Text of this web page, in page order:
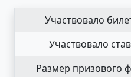
Участвовало
Участвовало
Размер призового